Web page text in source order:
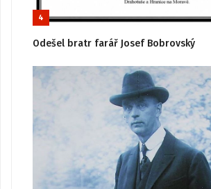
4
Odešel bratr farář Josef Bobrovský